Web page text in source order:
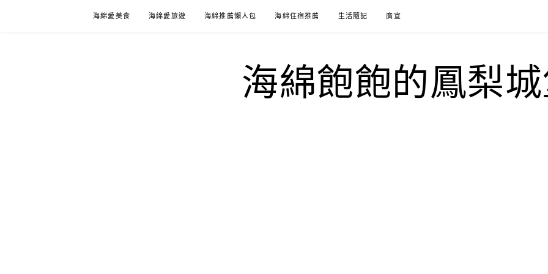
海綿愛美食 海綿愛旅遊 海綿推薦懶人包 海綿住宿推薦 生活隨記 廣宣
海綿飽飽的鳳梨